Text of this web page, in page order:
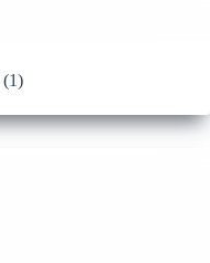
(1)